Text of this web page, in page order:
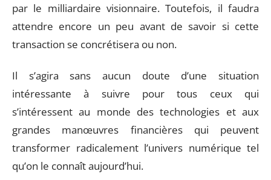
par le milliardaire visionnaire. Toutefois, il faudra
attendre encore un peu avant de savoir si cette
transaction se concrétisera ou non.
Il s’agira sans aucun doute d’une situation
intéressante à suivre pour tous ceux qui
s’intéressent au monde des technologies et aux
grandes manœuvres financières qui peuvent
transformer radicalement l’univers numérique tel
qu’on le connaît aujourd’hui.